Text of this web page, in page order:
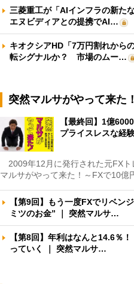
三菱重工が「AIインフラの新た
エヌビディアとの提携でAI…
キオクシアHD「7万円割れから
転シグナルか？ 市場のムー…
突然マルサがやって来た！
【最終回】1億
プライスレスな経
2009年12月に発行された元FXト
マルサがやって来た！～FXで10億
【第9回】もう一度FXでリベ
ミツのお金” ｜ 突然マルサ…
【第8回】年利はなんと14.6％
っていく ｜ 突然マルサ…